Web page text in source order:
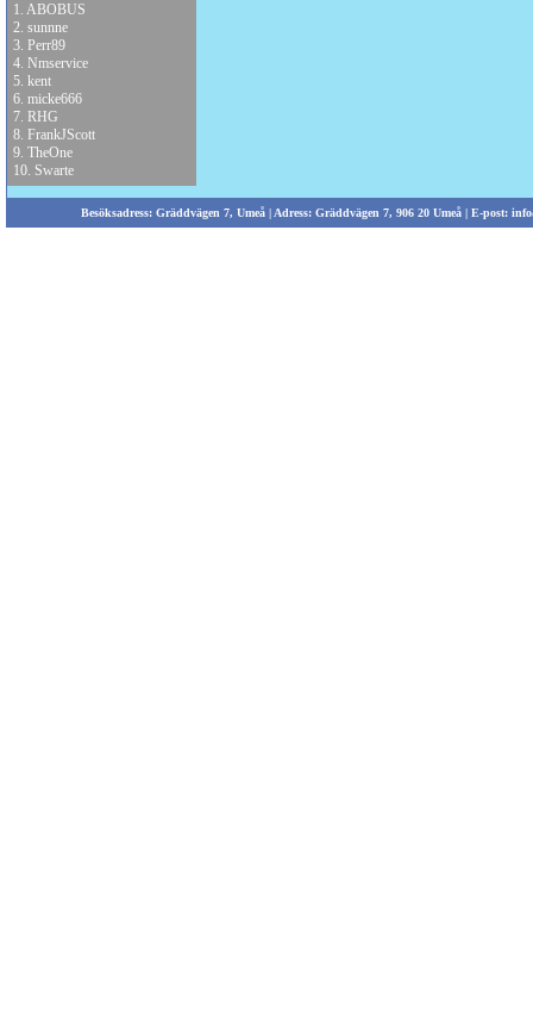
1. ABOBUS
2. sunnne
3. Perr89
4. Nmservice
5. kent
6. micke666
7. RHG
8. FrankJScott
9. TheOne
10. Swarte
Besöksadress: Gräddvägen 7, Umeå | Adress: Gräddvägen 7, 906 20 Umeå | E-post: